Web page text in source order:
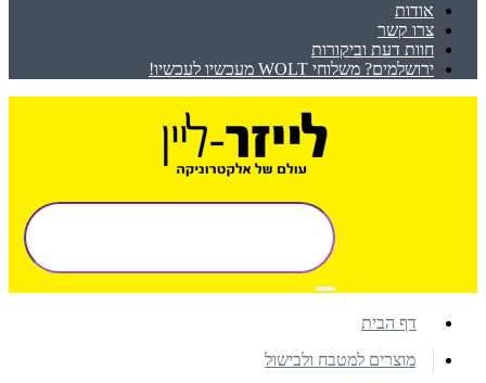
אודות
צרו קשר
חוות דעת וביקורות
ירושלמים? משלוחי WOLT מעכשיו לעכשיו!
דף הבית
מוצרים למטבח ולבישול